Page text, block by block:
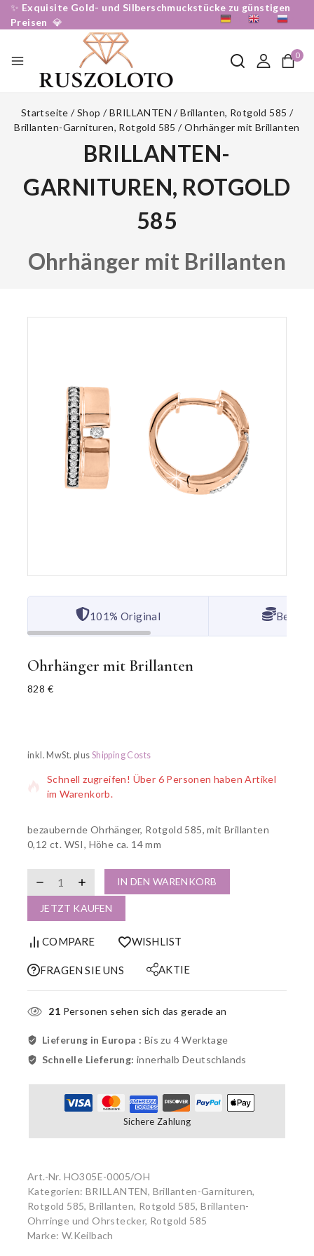
✨ Exquisite Gold- und Silberschmuckstücke zu günstigen
Preisen 💎
0
Startseite / Shop / BRILLANTEN / Brillanten, Rotgold 585 /
Brillanten-Garnituren, Rotgold 585 / Ohrhänger mit Brillanten
BRILLANTEN-
GARNITUREN, ROTGOLD
585
Ohrhänger mit Brillanten
101% Original Bester
Ohrhänger mit Brillanten
828 €
inkl. MwSt. plus Shipping Costs
6 Produkte wurden in der letzten 1 Stunde verkauft
Schnell zugreifen! Über 6 Personen haben Artikel
im Warenkorb.
bezaubernde Ohrhänger, Rotgold 585, mit Brillanten
0,12 ct. WSI, Höhe ca. 14 mm
IN DEN WARENKORB
JETZT KAUFEN
COMPARE WISHLIST
FRAGEN SIE UNS AKTIE
21 Personen sehen sich das gerade an
Lieferung in Europa : Bis zu 4 Werktage
Schnelle Lieferung: innerhalb Deutschlands
Sichere Zahlung
Art.-Nr. HO305E-0005/OH
Kategorien: BRILLANTEN, Brillanten-Garnituren,
Rotgold 585,Brillanten, Rotgold 585,Brillanten-
Ohrringe und Ohrstecker, Rotgold 585
Marke: W.Keilbach